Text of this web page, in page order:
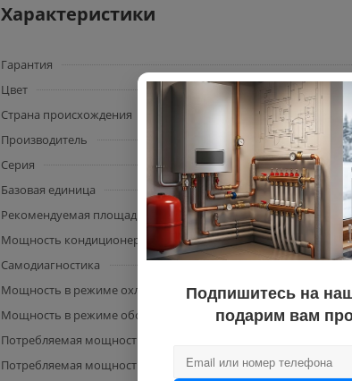
Характеристики
Гарантия
Цвет
Страна происхождения
Производитель
Серия
Базовая единица
Рекомендуемая площадь, м²
Мощность кондиционера
Самодиагностика
Мощность в режиме охлаждения, Вт.
Мощность в режиме обогрева, Вт.
Потребляемая мощность при охлаждении, Вт.
Потребляемая мощность при обогреве, Вт.
Подпишитесь на
подарим вам